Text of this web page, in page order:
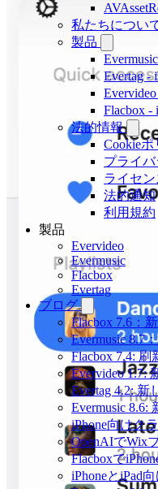
私たちについ
製品
Evertag -
Flacbox
法的情報
Cookieポ
プライ
ライセ
法的通知
利用規約
製品
Evervideo
Evermusic
Flacbox
Evertag
ブログ
Flacbox 7.6：
Evermusic 8.7
Flacbox 7.4: 刷
Evervideo 1.7:
Evertag 4.2:
Evermusic 8.6:
iPhone向けク
OpenAIでWix
Flacboxで
iPhoneとiPad